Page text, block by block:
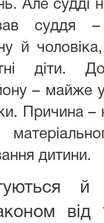
Але судді
суддя
й
діти.
– майже
Причина
дитини.
від